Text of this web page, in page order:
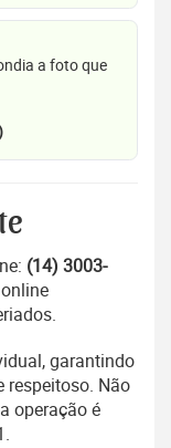
a foto que
(14) 3003-
garantindo
respeitoso. Não
operação é